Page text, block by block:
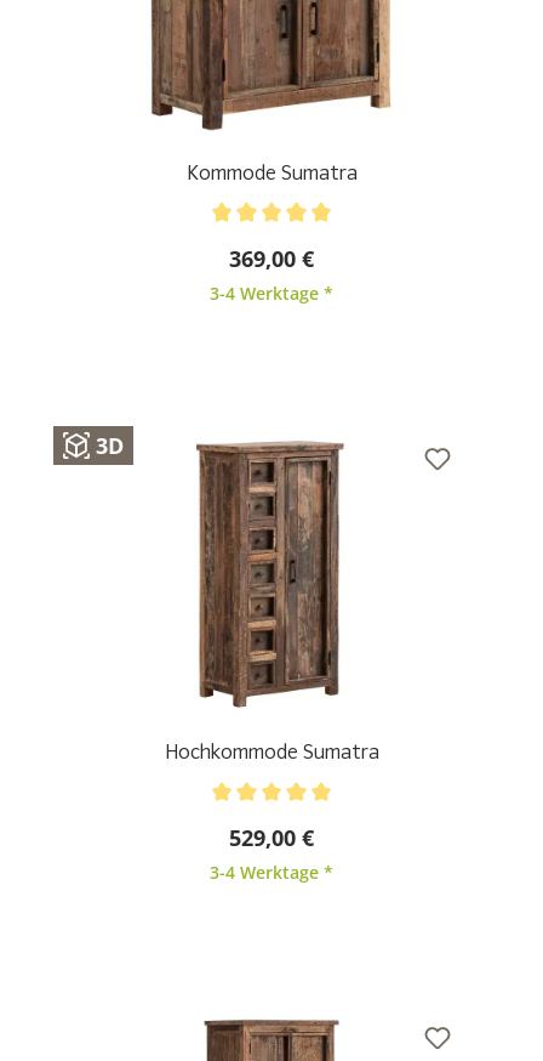
Kommode Sumatra
369,00 €
3-4 Werktage *
3D
Hochkommode Sumatra
529,00 €
3-4 Werktage *